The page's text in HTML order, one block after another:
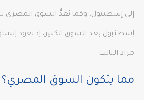
إلى إسطنبول، وكما يُعَدُّ السوق المصري
إسطنبول بعد السوق الكبير، إذ يعود
مراد الثالث.
مما يتكون السوق المصري؟